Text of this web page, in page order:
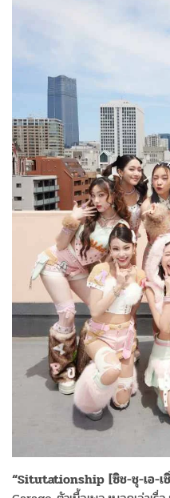
“Situtationship [ซิช-ชุ-เอ-เ